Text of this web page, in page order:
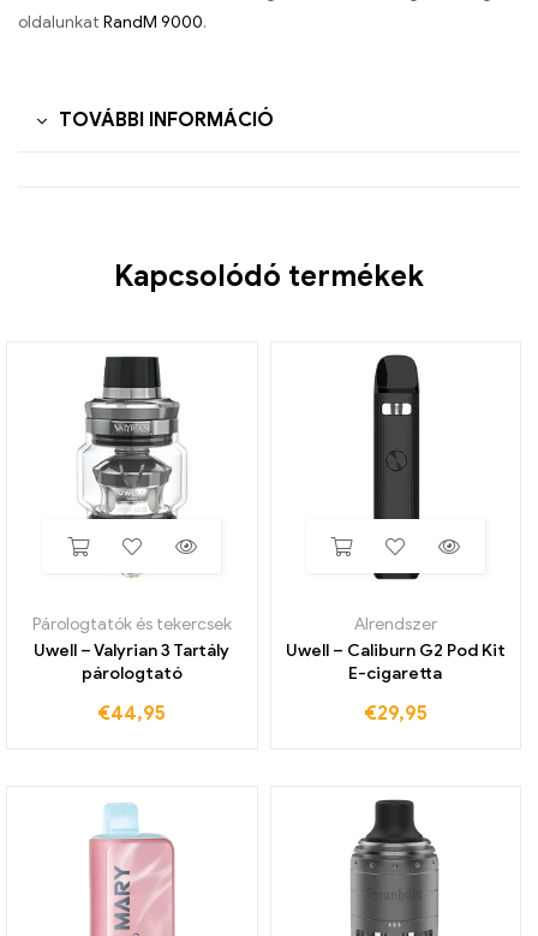
oldalunkat RandM 9000.
TOVÁBBI INFORMÁCIÓ
Kapcsolódó termékek
Párologtatók és tekercsek
Uwell – Valyrian 3 Tartály
párologtató
€44,95
Alrendszer
Uwell – Caliburn G2 Pod Kit
E-cigaretta
€29,95